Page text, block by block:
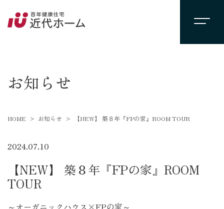
お知らせ
HOME お知らせ 【NEW】 築８年『FPの家』ROOM TOUR
2024.07.10
【NEW】 築８年『FPの家』ROOM
TOUR
～オーガニックハウス×FPの家～